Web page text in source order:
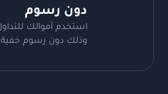
دون رسوم
استخدم أموالك
وذلك دون رسوم خفية